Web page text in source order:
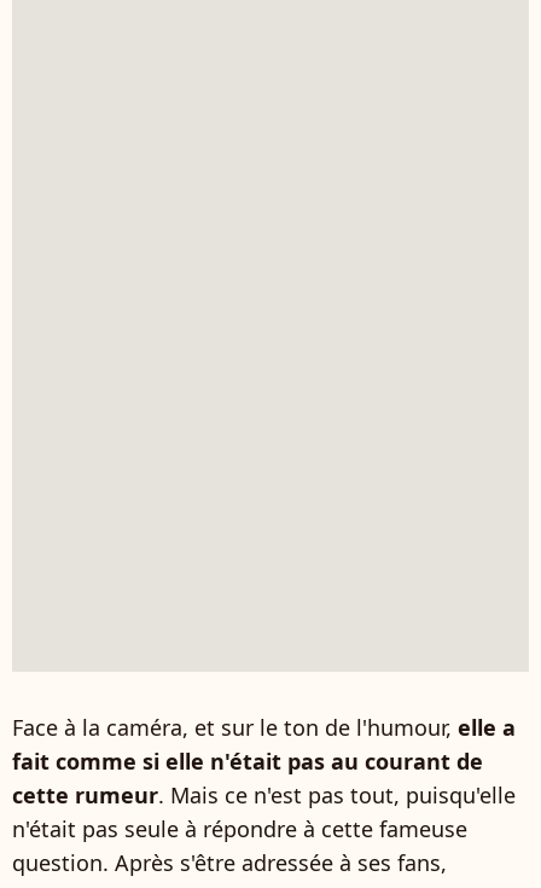
Face à la caméra, et sur le ton de l'humour, elle a
fait comme si elle n'était pas au courant de
cette rumeur. Mais ce n'est pas tout, puisqu'elle
n'était pas seule à répondre à cette fameuse
question. Après s'être adressée à ses fans,